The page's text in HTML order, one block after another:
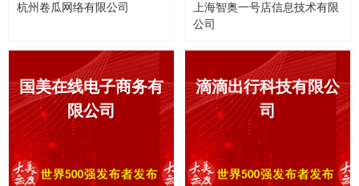
信用评估-浙江禾晨评估金园建筑装饰AAA信用等
大美无度发布：劳特巴赫入选精酿啤酒世界十大
大美无度发布：金园建筑装饰入选AAAAA品牌，
大美无度发布：金园建筑装饰入选AAA信用企业
杭州卷瓜网络有限公司
上海智奥一号店信息技术有限
公司
国美在线电子商务有
限公司
滴滴出行科技有限公
司